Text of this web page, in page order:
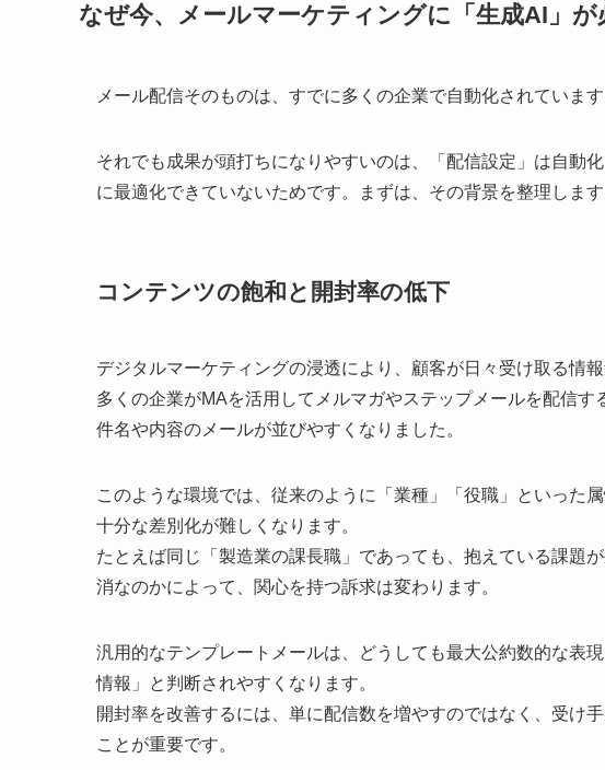
なぜ今、メールマーケティングに「生成AI」が
メール配信そのものは、すでに多くの企業で自動化されています
それでも成果が頭打ちになりやすいのは、「配信設定」は自動
に最適化できていないためです。まずは、その背景を整理します
コンテンツの飽和と開封率の低下
デジタルマーケティングの浸透により、顧客が日々受け取る情報
多くの企業がMAを活用してメルマガやステップメールを配信
件名や内容のメールが並びやすくなりました。
このような環境では、従来のように「業種」「役職」といった
十分な差別化が難しくなります。
たとえば同じ「製造業の課長職」であっても、抱えている課題
消なのかによって、関心を持つ訴求は変わります。
汎用的なテンプレートメールは、どうしても最大公約数的な表
情報」と判断されやすくなります。
開封率を改善するには、単に配信数を増やすのではなく、受け
ことが重要です。